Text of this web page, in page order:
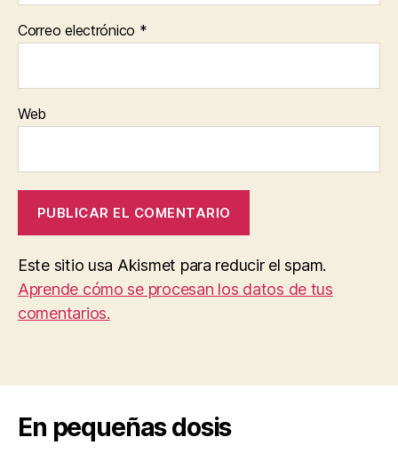
Correo electrónico *
Web
Este sitio usa Akismet para reducir el spam.
Aprende cómo se procesan los datos de tus
comentarios.
En pequeñas dosis